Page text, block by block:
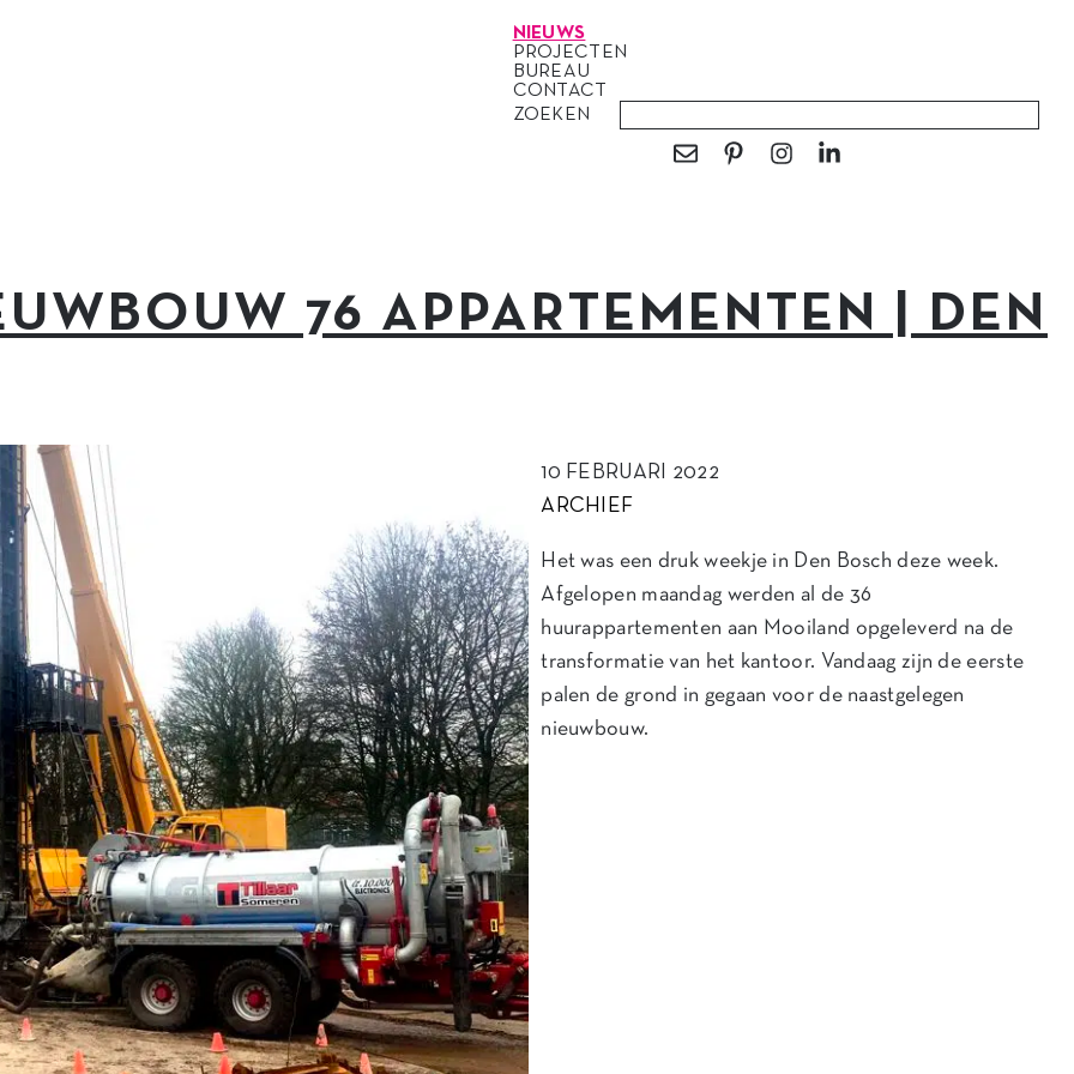
NIEUWS
PROJECTEN
BUREAU
CONTACT
ZOEKEN
76 APPARTEMENTEN | DEN
10 FEBRUARI 2022
ARCHIEF
Het was een druk weekje in Den Bosch deze week.
Afgelopen maandag werden al de 36
huurappartementen aan Mooiland opgeleverd na de
transformatie van het kantoor. Vandaag zijn de eerste
palen de grond in gegaan voor de naastgelegen
nieuwbouw.